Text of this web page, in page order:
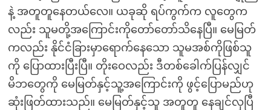
နဲ့ အတူတူနေတယ်လေ။ ယခုဆို ရပ်ကွက်က လူတွေက
လည်း သူမတို့အကြောင်းကိုတော်တော်သိနေပြီ။ မေမြတ်
ကလည်း နိုင်ငံခြားမှာရောက်နေသော သူမအစ်ကိုဖြစ်သူ
ကို ပြောထားပြီးပြီ။ တိုးဝေလည်း ဒီတစ်ခေါက်ပြန်လျှင်
မိဘတွေကို မေမြတ်နှင့်သူ့အကြောင်းကို ဖွင့်ပြောမည်ဟု
ဆုံးဖြတ်ထားသည်။ မေမြတ်နှင့်သူ အတူတူ နေချင်လှပြီ